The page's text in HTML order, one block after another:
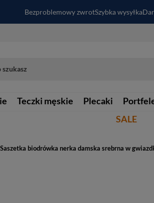
Bezproblemowy zwrotSzybka wysyłka
Teczki męskie Plecaki
SALE
Saszetka biodrówka nerka damska srebrna w